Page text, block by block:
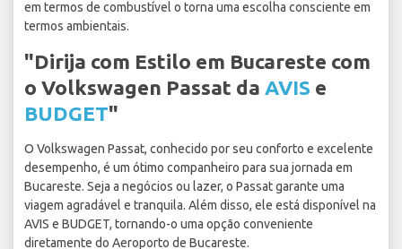
em termos de combustível o torna uma escolha consciente em
termos ambientais.
"Dirija com Estilo em Bucareste com
o Volkswagen Passat da AVIS e
BUDGET"
O Volkswagen Passat, conhecido por seu conforto e excelente
desempenho, é um ótimo companheiro para sua jornada em
Bucareste. Seja a negócios ou lazer, o Passat garante uma
viagem agradável e tranquila. Além disso, ele está disponível na
AVIS e BUDGET, tornando-o uma opção conveniente
diretamente do Aeroporto de Bucareste.